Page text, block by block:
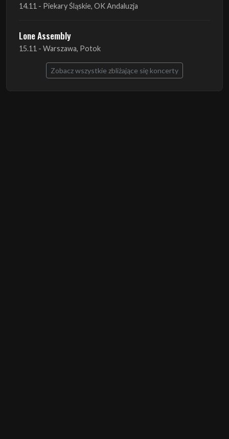
14.11 - Piekary Śląskie, OK Andaluzja
Lone Assembly
15.11 - Warszawa, Potok
Zobacz wszystkie zbliżające się koncerty